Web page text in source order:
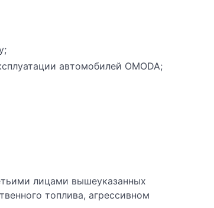
автомобилей OMODA;
лицами вышеуказанных
топлива, агрессивном